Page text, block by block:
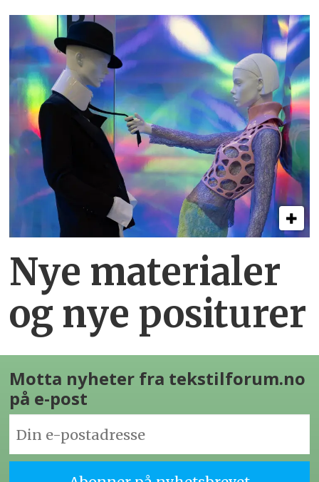
Nye materialer
og nye positurer
Motta nyheter fra tekstilforum.no
på e-post